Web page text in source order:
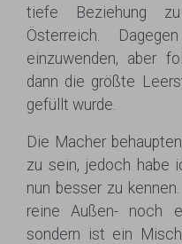
tiefe Beziehung
Österreich.
einzuwenden, aber
dann die größte
gefüllt wurde.
Die Macher
zu sein, jedoch habe
nun besser zu
reine Außen- noch
sondern ist ein